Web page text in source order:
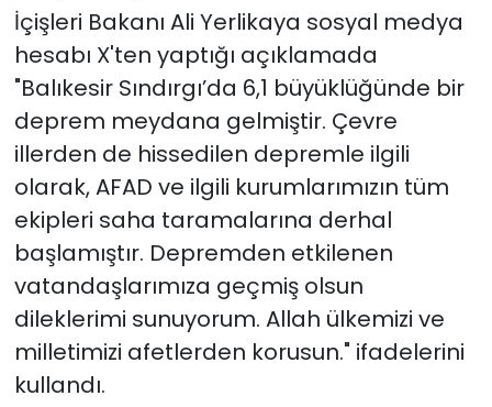
İçişleri Bakanı Ali Yerlikaya sosyal medya
hesabı X'ten yaptığı açıklamada
"Balıkesir Sındırgı’da 6,1 büyüklüğünde bir
deprem meydana gelmiştir. Çevre
illerden de hissedilen depremle ilgili
olarak, AFAD ve ilgili kurumlarımızın tüm
ekipleri saha taramalarına derhal
başlamıştır. Depremden etkilenen
vatandaşlarımıza geçmiş olsun
dileklerimi sunuyorum. Allah ülkemizi ve
milletimizi afetlerden korusun." ifadelerini
kullandı.